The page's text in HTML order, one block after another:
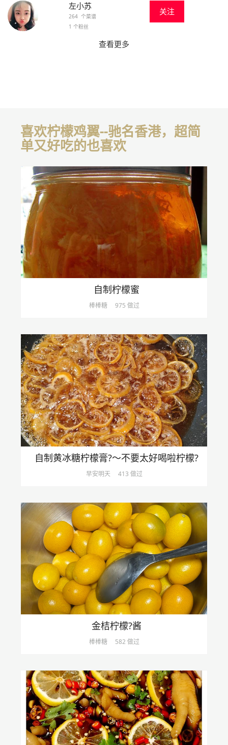
左小苏
264 个菜谱
1 个粉丝
关注
查看更多
喜欢柠檬鸡翼--驰名香港，超简
单又好吃的也喜欢
自制柠檬蜜
棒棒糖 975 做过
自制黄冰糖柠檬膏?～不要太好喝啦柠檬?
早安明天 413 做过
金桔柠檬?酱
棒棒糖 582 做过